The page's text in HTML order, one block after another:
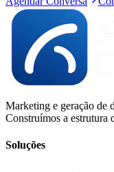
Marketing e geração de
Construímos a estrutura
Soluções